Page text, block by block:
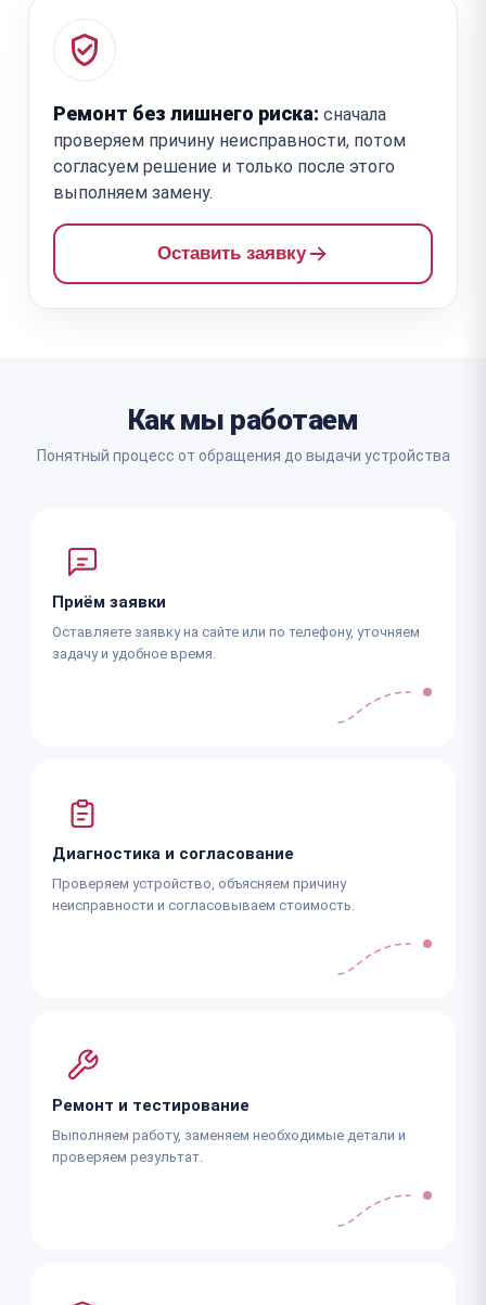
Ремонт без лишнего риска: сначала
проверяем причину неисправности, потом
согласуем решение и только после этого
выполняем замену.
Оставить заявку
Как мы работаем
Понятный процесс от обращения до выдачи устройства
Приём заявки
Оставляете заявку на сайте или по телефону, уточняем
задачу и удобное время.
Диагностика и согласование
Проверяем устройство, объясняем причину
неисправности и согласовываем стоимость.
Ремонт и тестирование
Выполняем работу, заменяем необходимые детали и
проверяем результат.